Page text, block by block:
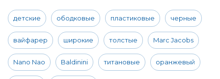
детские ободковые пластиковые черные
вайфарер широкие толстые Marc Jacobs
Nano Nao Baldinini титановые оранжевый